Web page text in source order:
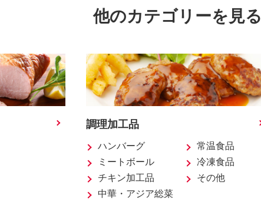
他のカテゴリーを見る
調理加工品
ハンバーグ
ミートボール
チキン加工品
中華・アジア総菜
常温食品
冷凍食品
その他